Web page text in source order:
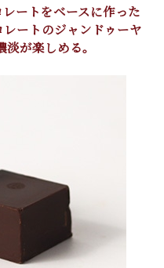
ートをベースに作った
ートのジャンドゥーヤ
が楽しめる。